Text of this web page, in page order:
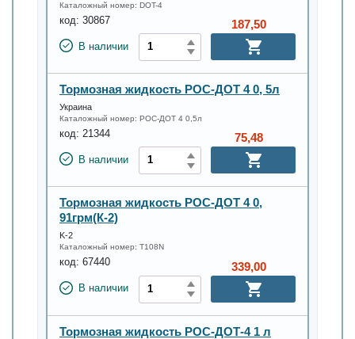
Каталожный номер: DOT-4
код: 30867
В наличии
187,50
Тормозная жидкость РОС-ДОТ 4 0, 5л
Украина
Каталожный номер: РОС-ДОТ 4 0,5л
код: 21344
В наличии
75,48
Тормозная жидкость РОС-ДОТ 4 0,
91грм(К-2)
K-2
Каталожный номер: T108N
код: 67440
В наличии
339,00
Тормозная жидкость РОС-ДОТ-4 1 л